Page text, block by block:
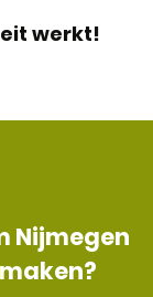
werkt!
Nijmegen